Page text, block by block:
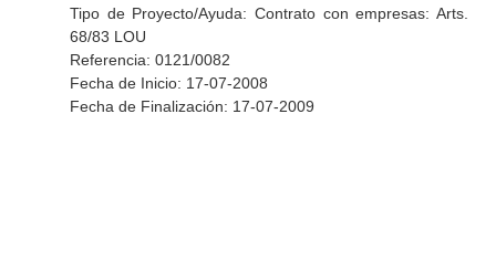
Tipo de Proyecto/Ayuda: Contrato con empresas: Arts.
68/83 LOU
Referencia: 0121/0082
Fecha de Inicio: 17-07-2008
Fecha de Finalización: 17-07-2009